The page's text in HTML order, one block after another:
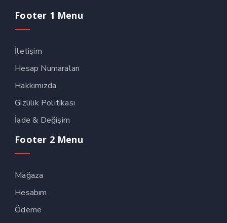
Footer 1 Menu
İletişim
Hesap Numaraları
Hakkımızda
Gizlilik Politikası
İade & Değişim
Footer 2 Menu
Mağaza
Hesabım
Ödeme